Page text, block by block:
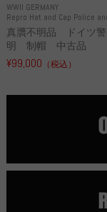
WWII GERMANY
Repro Hat and Cap Police
真贋不明品 ドイツ
明 制帽 中古品
¥99,000 （税込）